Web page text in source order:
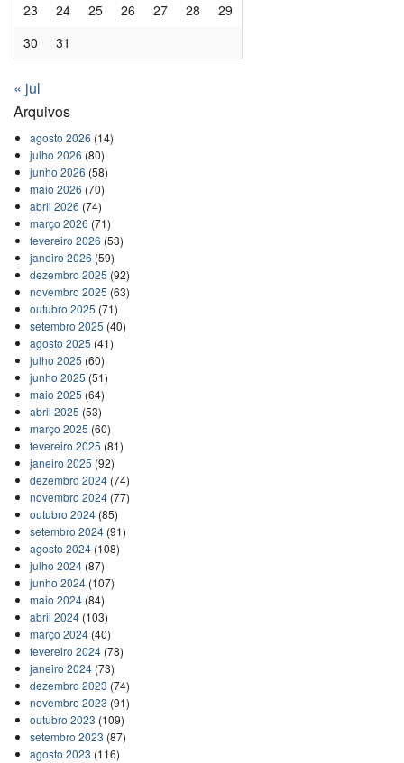
23 24 25 26 27 28
29
30
31
« jul
Arquivos
agosto 2026 (14)
julho 2026 (80)
junho 2026 (58)
maio 2026 (70)
abril 2026 (74)
março 2026 (71)
fevereiro 2026 (53)
janeiro 2026 (59)
dezembro 2025 (92)
novembro 2025 (63)
outubro 2025 (71)
setembro 2025 (40)
agosto 2025 (41)
julho 2025 (60)
junho 2025 (51)
maio 2025 (64)
abril 2025 (53)
março 2025 (60)
fevereiro 2025 (81)
janeiro 2025 (92)
dezembro 2024(74)
novembro 2024(77)
outubro 2024(85)
setembro 2024(91)
agosto 2024(108)
julho 2024(87)
junho 2024(107)
maio 2024(84)
abril 2024(103)
março 2024(40)
fevereiro 2024(78)
janeiro 2024(73)
dezembro 2023 (74)
novembro 2023 (91)
outubro 2023 (109)
setembro 2023 (87)
agosto 2023 (116)